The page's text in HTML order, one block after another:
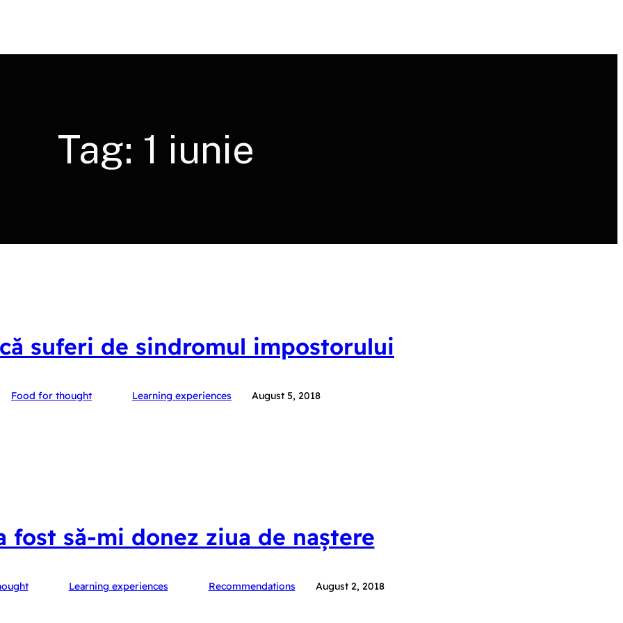
Tag: 1 iunie
suferi de sindromul impostorului
Food for thought Learning experiences August 5, 2018
fost să-mi donez ziua de naștere
Learning experiences Recommendations August 2, 2018